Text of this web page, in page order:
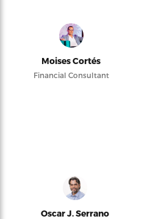
Moises Cortés
Financial Consultant
Oscar J. Serrano